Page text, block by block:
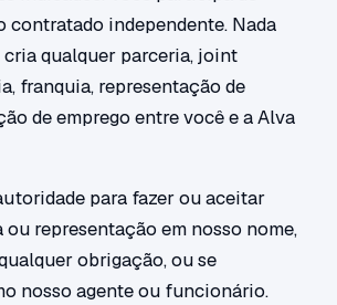
contratado independente. Nada
qualquer parceria, joint
franquia, representação de
de emprego entre você e a Alva
para fazer ou aceitar
representação em nosso nome,
obrigação, ou se
nosso agente ou funcionário.